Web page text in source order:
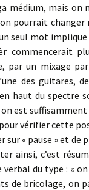
médium, mais on
pourrait
seul mot
commencerait
par un mixage
des guitares,
haut du spectre
est suffisamment
vérifier cette
sur « pause » et
ainsi, c’est
verbal du type :
de bricolage, on